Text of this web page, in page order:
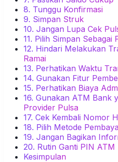
8. Tunggu Konfirmasi
9. Simpan Struk
10. Jangan Lupa Cek
11. Pilih Simpan Sebagai
12. Hindari Melakukan
Ramai
13. Perhatikan Waktu
14. Gunakan Fitur
15. Perhatikan Biaya
16. Gunakan ATM Bank
Provider Pulsa
17. Cek Kembali Nomor
18. Pilih Metode
19. Jangan Bagikan
20. Rutin Ganti PIN ATM
Kesimpulan